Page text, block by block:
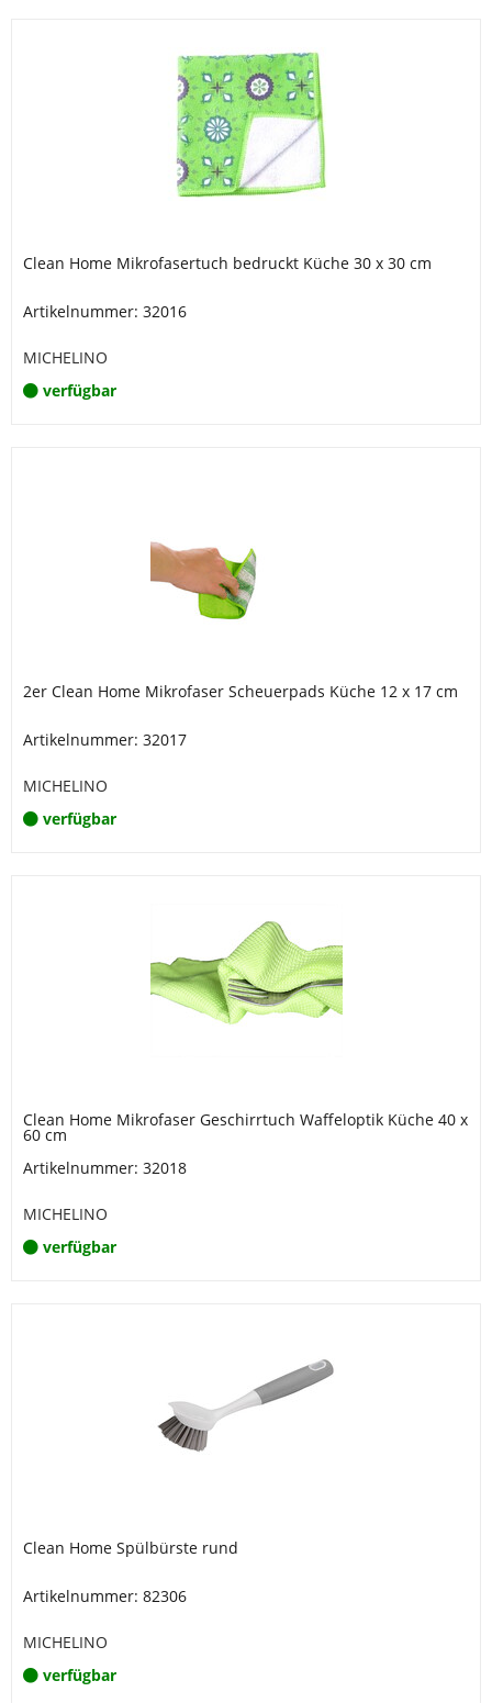
Clean Home Mikrofasertuch bedruckt Küche 30 x 30 cm
Artikelnummer: 32016
MICHELINO
verfügbar
2er Clean Home Mikrofaser Scheuerpads Küche 12 x 17 cm
Artikelnummer: 32017
MICHELINO
verfügbar
Clean Home Mikrofaser Geschirrtuch Waffeloptik Küche 40 x
60 cm
Artikelnummer: 32018
MICHELINO
verfügbar
Clean Home Spülbürste rund
Artikelnummer: 82306
MICHELINO
verfügbar